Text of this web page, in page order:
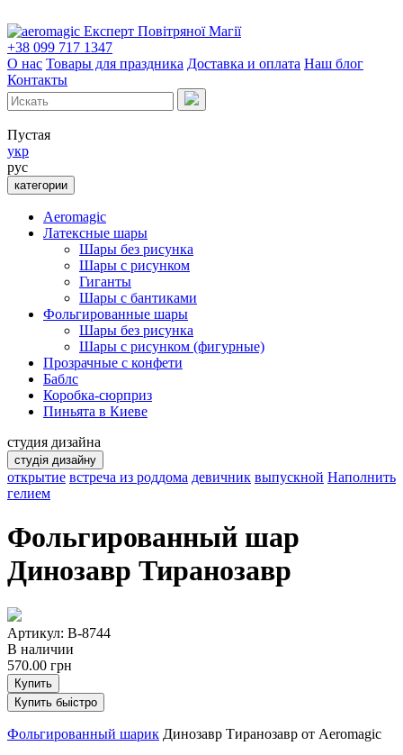
Експерт Повітряної Магії
+38 099 717 1347
О нас Товары для праздника Доставка и оплата Наш блог
Контакты
Пустая
укр
рус
категории
Aeromagic
Латексные шары
Шары без рисунка
Шары с рисунком
Гиганты
Шары с бантиками
Фольгированные шары
Шары без рисунка
Шары с рисунком (фигурные)
Прозрачные с конфети
Баблс
Коробка-сюрприз
Пиньята в Киеве
студия дизайна
студія дизайну
открытие встреча из роддома девичник выпускной Наполнить
гелием
Фольгированный шар
Динозавр Тиранозавр
Артикул: B-8744
В наличии
570.00 грн
Купить
Купить быістро
Фольгированный шарик Динозавр Тиранозавр от Aeromagic